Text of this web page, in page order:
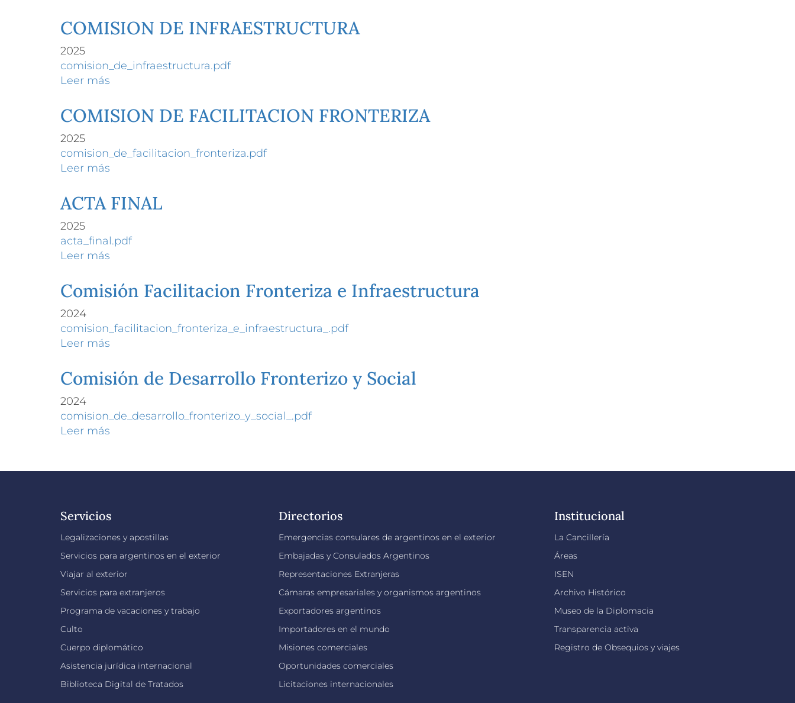
TRANSFRONTERIZA
POSADAS
DE
TRATA
PERSONAS
COMISION DE INFRAESTRUCTURA
2025
comision_de_infraestructura.pdf
Leer más
DE
INFRAESTRUCTURA
COMISION DE FACILITACION FRONTERIZA
2025
comision_de_facilitacion_fronteriza.pdf
Leer más
DE
FACILITACION
ACTA FINAL
2025
acta_final.pdf
Leer más
FINAL
Comisión Facilitacion Fronteriza e Infraestructura
2024
comision_facilitacion_fronteriza_e_infraestructura_.pdf
Leer más
Facilitacion
Fronteriza
Infraestructura
Comisión de Desarrollo Fronterizo y Social
2024
comision_de_desarrollo_fronterizo_y_social_.pdf
Leer más
Desarrollo
Social
Servicios
Legalizaciones y apostillas
Servicios para argentinos en el exterior
Viajar al exterior
Servicios para extranjeros
Programa de vacaciones y trabajo
Culto
Cuerpo diplomático
Asistencia jurídica internacional
Biblioteca Digital de Tratados
Directorios
Emergencias consulares de argentinos en el exterior
Embajadas y Consulados Argentinos
Representaciones Extranjeras
Cámaras empresariales y organismos argentinos
Exportadores argentinos
Importadores en el mundo
Misiones comerciales
Oportunidades comerciales
Licitaciones internacionales
Institucional
La Cancillería
Áreas
ISEN
Archivo Histórico
Museo de la Diplomacia
Transparencia activa
Registro de Obsequios y viajes